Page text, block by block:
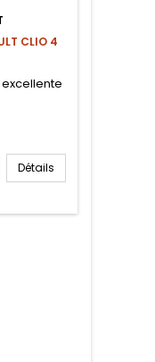
CLIO 4
Détails